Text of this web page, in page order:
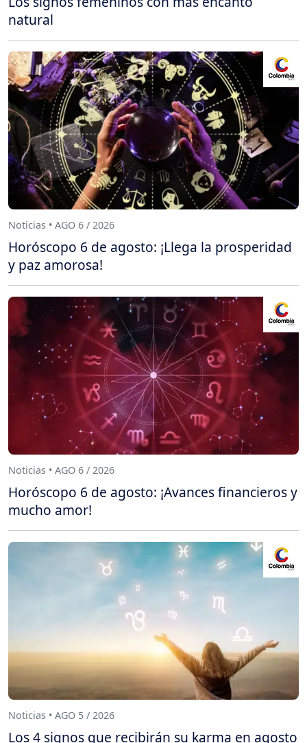
natural
Noticias • AGO 6 / 2026
Horóscopo 6 de agosto: ¡Llega la prosperidad
y paz amorosa!
Noticias • AGO 6 / 2026
Horóscopo 6 de agosto: ¡Avances financieros y
mucho amor!
Noticias • AGO 5 / 2026
Los 4 signos que recibirán su karma en agosto